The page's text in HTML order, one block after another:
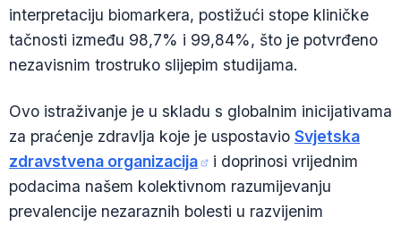
interpretaciju biomarkera, postižući stope kliničke
tačnosti između 98,7% i 99,84%, što je potvrđeno
nezavisnim trostruko slijepim studijama.
Ovo istraživanje je u skladu s globalnim inicijativama
za praćenje zdravlja koje je uspostavio Svjetska
zdravstvena organizacija
i doprinosi vrijednim
podacima našem kolektivnom razumijevanju
prevalencije nezaraznih bolesti u razvijenim